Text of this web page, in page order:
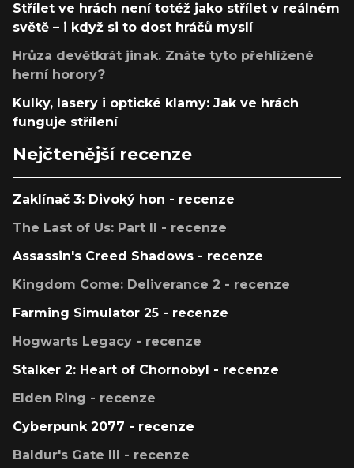
Střílet ve hrách není totéž jako střílet v reálném
světě – i když si to dost hráčů myslí
Hrůza devětkrát jinak. Znáte tyto přehlížené
herní horory?
Kulky, lasery i optické klamy: Jak ve hrách
funguje střílení
Nejčtenější recenze
Zaklínač 3: Divoký hon - recenze
The Last of Us: Part II - recenze
Assassin's Creed Shadows - recenze
Kingdom Come: Deliverance 2 - recenze
Farming Simulator 25 - recenze
Hogwarts Legacy - recenze
Stalker 2: Heart of Chornobyl - recenze
Elden Ring - recenze
Cyberpunk 2077 - recenze
Baldur's Gate III - recenze